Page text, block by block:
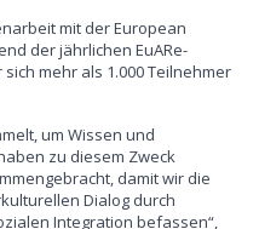
mit der European
der jährlichen EuARe-
mehr als 1.000 Teilnehmer
um Wissen und
zu diesem Zweck
damit wir die
Dialog durch
Integration befassen“,